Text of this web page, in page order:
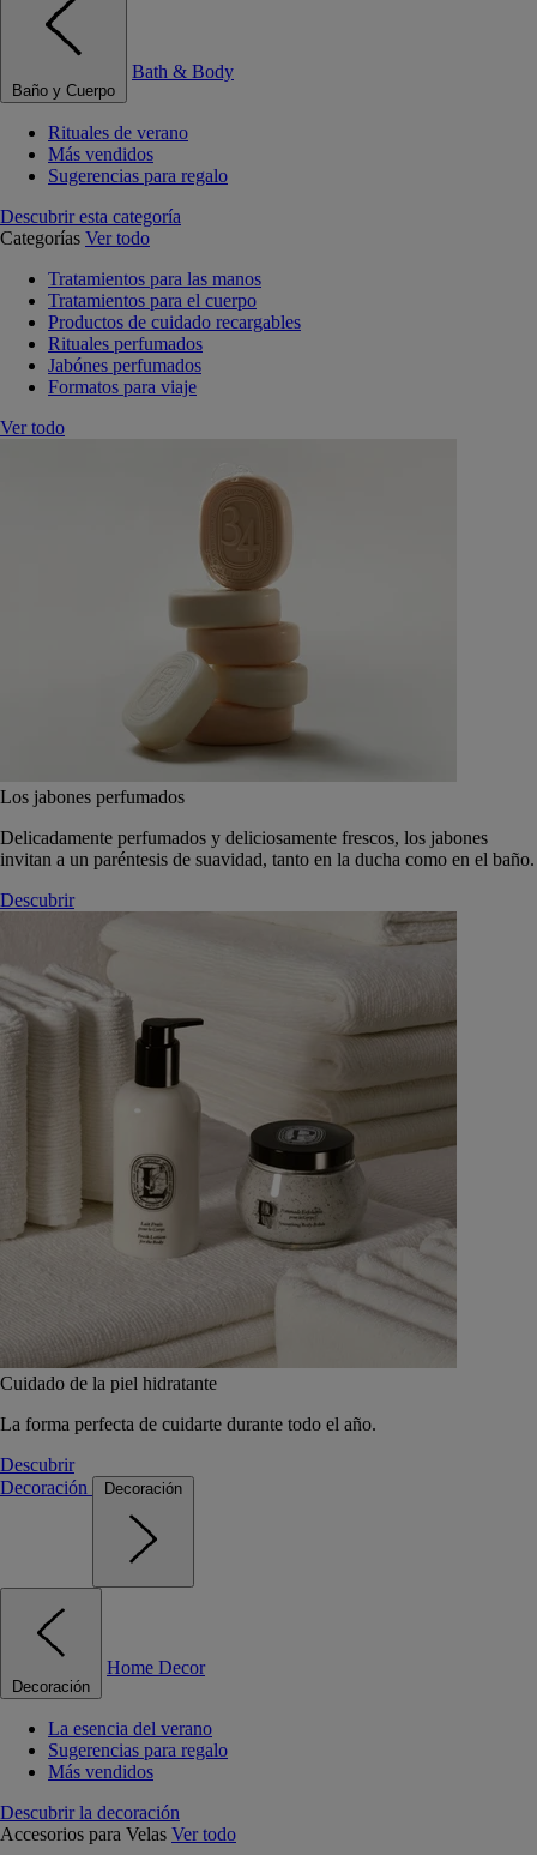
Baño y Cuerpo
Bath & Body
Rituales de verano
Más vendidos
Sugerencias para regalo
Descubrir esta categoría
Categorías Ver todo
Tratamientos para las manos
Tratamientos para el cuerpo
Productos de cuidado recargables
Rituales perfumados
Jabónes perfumados
Formatos para viaje
Ver todo
Los jabones perfumados
Delicadamente perfumados y deliciosamente frescos, los jabones
invitan a un paréntesis de suavidad, tanto en la ducha como en el baño.
Descubrir
Cuidado de la piel hidratante
La forma perfecta de cuidarte durante todo el año.
Descubrir
Decoración
Decoración
Decoración
Home Decor
La esencia del verano
Sugerencias para regalo
Más vendidos
Descubrir la decoración
Accesorios para Velas Ver todo